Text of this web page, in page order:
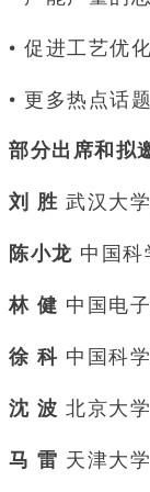
• 促进工艺优
• 更多热点话
部分出席和拟
刘 胜 武汉大
陈小龙 中国
林 健 中国电
徐 科 中国科
沈 波 北京大
马 雷 天津大